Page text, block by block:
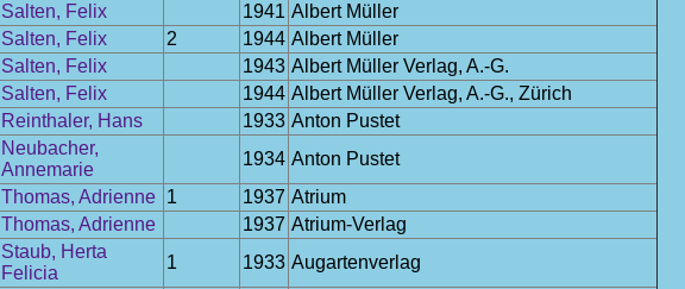
Salten, Felix 1941 Albert Müller
Salten, Felix 2 1944 Albert Müller
Salten, Felix 1943 Albert Müller Verlag, A.-G.
Salten, Felix 1944 Albert Müller Verlag, A.-G., Zürich
Reinthaler, Hans 1933 Anton Pustet
Neubacher,
Annemarie
1934 Anton Pustet
Thomas, Adrienne 1 1937 Atrium
Thomas, Adrienne 1937 Atrium-Verlag
Staub, Herta
Felicia
1 1933 Augartenverlag